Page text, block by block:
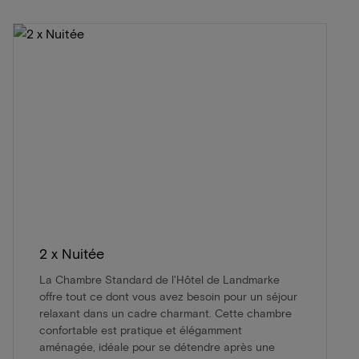
2 x Nuitée
La Chambre Standard de l'Hôtel de Landmarke
offre tout ce dont vous avez besoin pour un séjour
relaxant dans un cadre charmant. Cette chambre
confortable est pratique et élégamment
aménagée, idéale pour se détendre après une